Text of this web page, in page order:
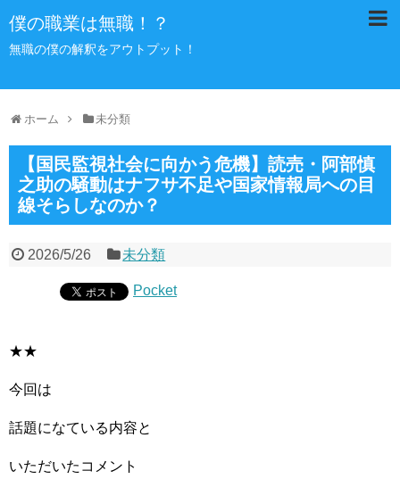
僕の職業は無職！？
無職の僕の解釈をアウトプット！
ホーム 未分類
【国民監視社会に向かう危機】読売・阿部慎
之助の騒動はナフサ不足や国家情報局への目
線そらしなのか？
2026/5/26 未分類
Pocket
★★
今回は
話題になている内容と
いただいたコメント